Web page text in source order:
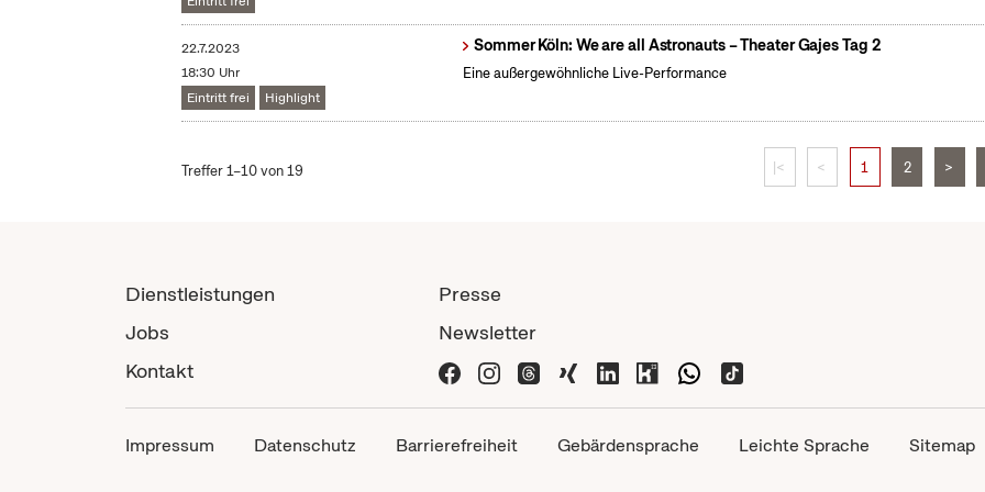
22.7.2023
18:30 Uhr
Eintritt frei
Highlight
Sommer Köln: We are all Astronauts – Theater Gajes Tag 2
Eine außergewöhnliche Live-Performance
Treffer 1–10 von 19 |< < 1 2 >
Dienstleistungen
Jobs
Kontakt
Presse
Newsletter
Impressum Datenschutz Barrierefreiheit Gebärdensprache Leichte Sprache Sitemap